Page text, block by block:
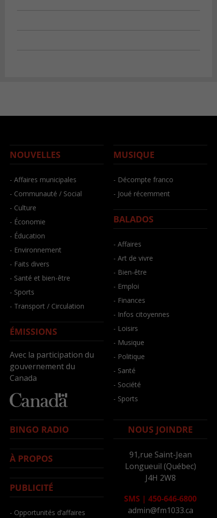
NOUVELLES
- Affaires municipales
- Communauté / Social
- Culture
- Économie
- Éducation
- Environnement
- Faits divers
- Santé et bien-être
- Sports
- Transport / Circulation
ÉMISSIONS
Avec la participation du
gouvernement du
Canada
MUSIQUE
- Décompte franco
- Joué récemment
BALADOS
- Affaires
- Art de vivre
- Bien-être
- Emploi
- Finances
- Infos citoyennes
- Loisirs
- Musique
- Politique
- Santé
- Société
- Sports
BINGO RADIO
À PROPOS
PUBLICITÉ
- Opportunités d’affaires
NOUS JOINDRE
91,rue Saint-Jean
Longueuil (Québec)
J4H 2W8
SMS | 450-646-6800
admin@fm1033.ca